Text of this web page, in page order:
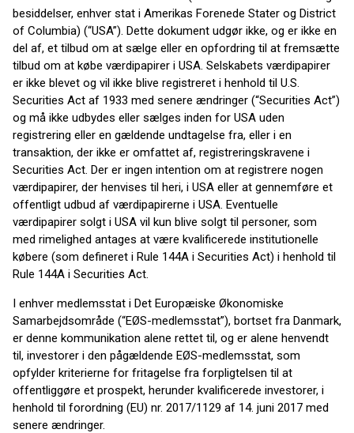
besiddelser, enhver stat i Amerikas Forenede Stater og District
of Columbia) (“USA”). Dette dokument udgør ikke, og er ikke en
del af, et tilbud om at sælge eller en opfordring til at fremsætte
tilbud om at købe værdipapirer i USA. Selskabets værdipapirer
er ikke blevet og vil ikke blive registreret i henhold til U.S.
Securities Act af 1933 med senere ændringer (“Securities Act”)
og må ikke udbydes eller sælges inden for USA uden
registrering eller en gældende undtagelse fra, eller i en
transaktion, der ikke er omfattet af, registreringskravene i
Securities Act. Der er ingen intention om at registrere nogen
værdipapirer, der henvises til heri, i USA eller at gennemføre et
offentligt udbud af værdipapirerne i USA. Eventuelle
værdipapirer solgt i USA vil kun blive solgt til personer, som
med rimelighed antages at være kvalificerede institutionelle
købere (som defineret i Rule 144A i Securities Act) i henhold til
Rule 144A i Securities Act.
I enhver medlemsstat i Det Europæiske Økonomiske
Samarbejdsområde (“EØS-medlemsstat”), bortset fra Danmark,
er denne kommunikation alene rettet til, og er alene henvendt
til, investorer i den pågældende EØS-medlemsstat, som
opfylder kriterierne for fritagelse fra forpligtelsen til at
offentliggøre et prospekt, herunder kvalificerede investorer, i
henhold til forordning (EU) nr. 2017/1129 af 14. juni 2017 med
senere ændringer.